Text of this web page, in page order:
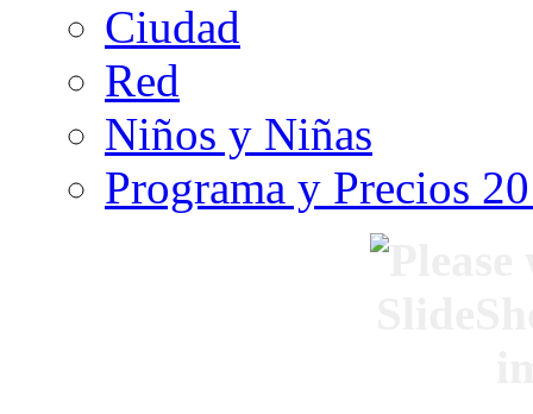
Ciudad
Red
Niños y Niñas
Programa y Precios